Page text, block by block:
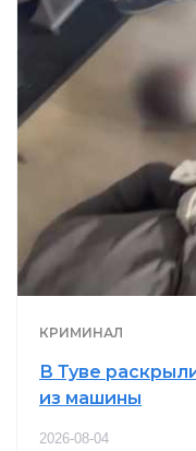
КРИМИНАЛ
В Туве
из машины
2026-08-04